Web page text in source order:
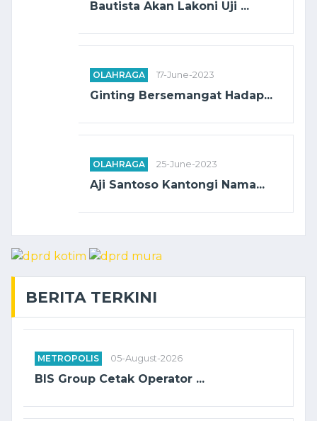
Bautista Akan Lakoni Uji ...
OLAHRAGA 17-June-2023
Ginting Bersemangat Hadap...
OLAHRAGA 25-June-2023
Aji Santoso Kantongi Nama...
BERITA TERKINI
METROPOLIS 05-August-2026
BIS Group Cetak Operator ...